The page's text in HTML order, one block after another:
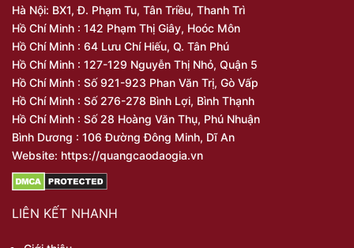
Hà Nội: BX1, Đ. Phạm Tu, Tân Triều, Thanh Trì
Hồ Chí Minh : 142 Phạm Thị Giây, Hoóc Môn
Hồ Chí Minh : 64 Lưu Chí Hiếu, Q. Tân Phú
Hồ Chí Minh : 127-129 Nguyễn Thị Nhỏ, Quận 5
Hồ Chí Minh : Số 921-923 Phan Văn Trị, Gò Vấp
Hồ Chí Minh : Số 276-278 Bình Lợi, Bình Thạnh
Hồ Chí Minh : Số 28 Hoàng Văn Thụ, Phú Nhuận
Bình Dương : 106 Đường Đông Minh, Dĩ An
Website: https://quangcaodaogia.vn
LIÊN KẾT NHANH